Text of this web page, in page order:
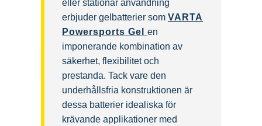
eller stationär användning
erbjuder gelbatterier som VARTA
Powersports Gel en
imponerande kombination av
säkerhet, flexibilitet och
prestanda. Tack vare den
underhållsfria konstruktionen är
dessa batterier idealiska för
krävande applikationer med